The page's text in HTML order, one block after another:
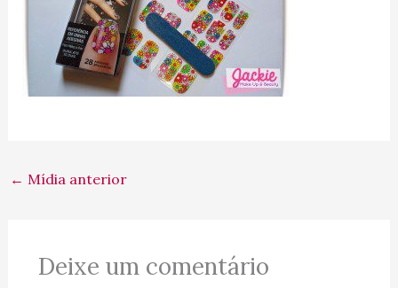
← Mídia anterior
Deixe um comentário